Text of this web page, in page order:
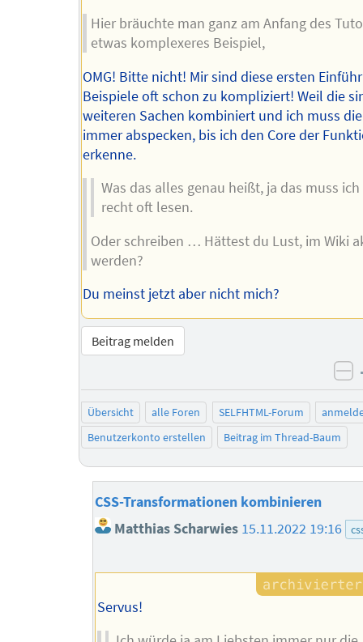
Hier bräuchte man ganz am Anfang des
etwas komplexeres Beispiel,
OMG! Bitte nicht! Mir sind diese ersten
Beispiele oft schon zu kompliziert! Weil die
weiteren Sachen kombiniert und ich muss
immer abspecken, bis ich den Core der
erkenne.
Was das alles genau heißt, ja das muss
recht oft lesen.
Oder schreiben … Hättest du Lust, im Wiki
werden?
Du meinst jetzt aber nicht mich?
Beitrag melden
Übersicht alle Foren SELFHTML-Forum
Benutzerkonto erstellen
Beitrag im Thread-Baum
CSS-Transformationen kombinieren
Matthias Scharwies 15.11.2022 19:16
Servus!